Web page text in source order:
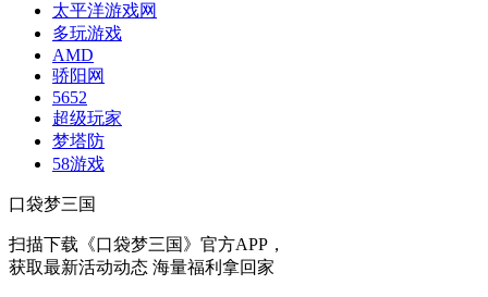
太平洋游戏网
多玩游戏
AMD
骄阳网
5652
超级玩家
梦塔防
58游戏
口袋梦三国
扫描下载《口袋梦三国》官方APP，
获取最新活动动态 海量福利拿回家